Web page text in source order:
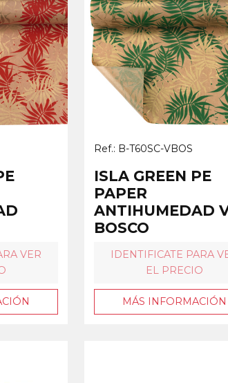
VER
Ref.: B-T60SC-VBOS
ISLA GREEN PE
PAPER
ANTIHUMEDAD
BOSCO
IDENTIFICATE PARA
EL PRECIO
MÁS INFORMACIÓN